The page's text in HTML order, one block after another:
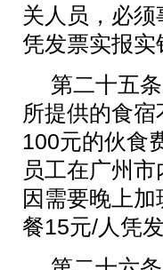
关人员，必
凭发票实报实
第二十五条
所提供的食
100元的伙食
员工在广州
因需要晚上
餐15元/人凭